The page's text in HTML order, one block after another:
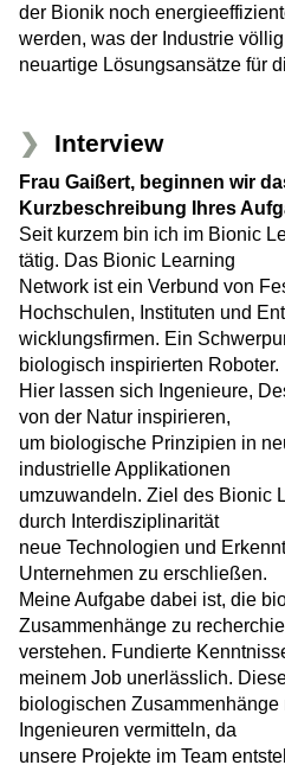
der Bionik noch
werden, was der Industrie völlig
neuartige Lösungsansätze für
Interview
Frau Gaißert, beginnen wir
Kurzbeschreibung Ihres
Seit kurzem bin ich im Bionic
tätig. Das Bionic Learning
Network ist ein Verbund von
Hochschulen, Instituten und
wicklungsfirmen. Ein
biologisch inspirierten Roboter.
Hier lassen sich Ingenieure,
von der Natur inspirieren,
um biologische Prinzipien in
industrielle Applikationen
umzuwandeln. Ziel des Bionic
durch Interdisziplinarität
neue Technologien und
Unternehmen zu erschließen.
Meine Aufgabe dabei ist, die
Zusammenhänge zu
verstehen. Fundierte
meinem Job unerlässlich.
biologischen
Ingenieuren vermitteln, da
unsere Projekte im Team